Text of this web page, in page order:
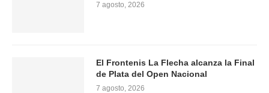
7 agosto, 2026
El Frontenis La Flecha alcanza la Final
de Plata del Open Nacional
7 agosto, 2026